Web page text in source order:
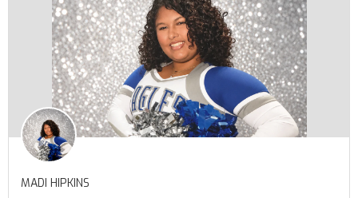
MADI HIPKINS